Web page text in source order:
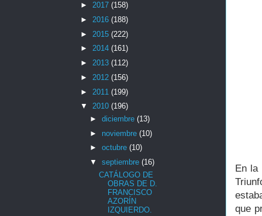
En la
que
► 2017 (158)
► 2016 (188)
► 2015 (222)
► 2014 (161)
► 2013 (112)
► 2012 (156)
► 2011 (199)
▼ 2010 (196)
► diciembre (13)
► noviembre (10)
► octubre (10)
▼ septiembre (16)
CATÁLOGO DE
OBRAS DE D.
FRANCISCO
AZORÍN
IZQUIERDO.